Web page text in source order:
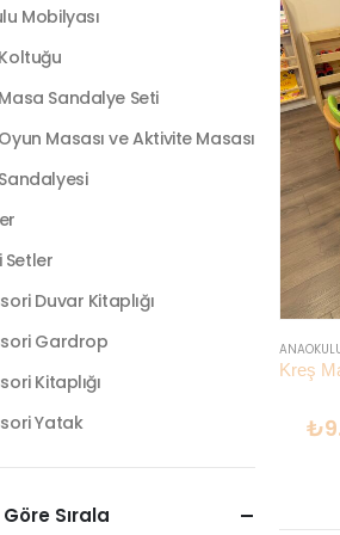
₺
Mobilyası
Sandalye Seti
Masası ve Aktivite Masası
Setler
Duvar Kitaplığı
Gardrop
Kitaplığı
Yatak
Sırala